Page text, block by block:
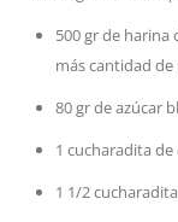
500 gr de harina
más cantidad
80 gr de azúcar
1 cucharadita
1 1/2